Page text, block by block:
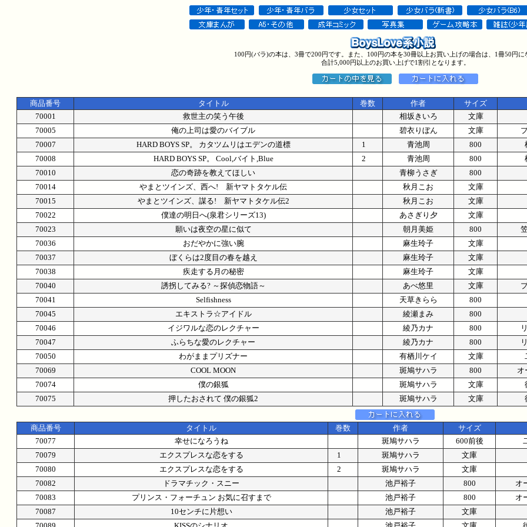
100円(バラ)の本は、3冊で200円です。また、100円の本を30冊以上お買い上げの場合は、1冊50円に
合計5,000円以上のお買い上げで1割引となります。
商品番号 タイトル 巻数 作者
サイズ
70001
救世主の笑う午後 相坂きいろ
文庫
70005
俺の上司は愛のバイブル 碧衣りぼん 文庫
70007
HARD BOYS SP。 カタツムリはエデンの道標 1 青池周 800
70008
HARD BOYS SP。 Cool,バイト,Blue 2 青池周 800
70010
恋の奇跡を教えてほしい 青柳うさぎ
800
70014
やまとツインズ、西へ! 新ヤマトタケル伝 秋月こお
文庫
70015
やまとツインズ、謀る! 新ヤマトタケル伝2 秋月こお
文庫
70022
僕達の明日へ(泉君シリーズ13) あさぎり夕
文庫
70023
願いは夜空の星に似て 朝月美姫 800
70036
おだやかに強い腕 麻生玲子
文庫
70037
ぼくらは2度目の春を越え 麻生玲子
文庫
70038
疾走する月の秘密 麻生玲子
文庫
70040
誘拐してみる? ～探偵恋物語～ あべ悠里 文庫
70041
Selfishness 天草きらら
800
70045
エキストラ☆アイドル 綾瀬まみ
800
70046
イジワルな恋のレクチャー 綾乃カナ 800
70047
ふらちな愛のレクチャー 綾乃カナ 800
70050
わがままプリズナー 有栖川ケイ 文庫
70069
COOL MOON 斑鳩サハラ 800
オ
70074
僕の銀狐 斑鳩サハラ 文庫
70075
押したおされて 僕の銀狐2 斑鳩サハラ 文庫
商品番号 タイトル 巻数 作者 サイズ
70077
幸せになろうね 斑鳩サハラ 600前後
70079
エクスプレスな恋をする 1 斑鳩サハラ 文庫
70080
エクスプレスな恋をする 2 斑鳩サハラ 文庫
70082
ドラマチック・スニー 池戸裕子 800
オ
70083
プリンス・フォーチュン お気に召すまで 池戸裕子 800
オ
70087
10センチに片想い 池戸裕子 文庫